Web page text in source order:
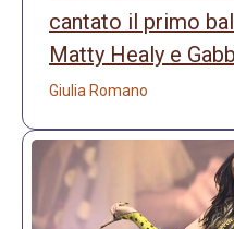
cantato il primo
Matty Healy e
Giulia Romano